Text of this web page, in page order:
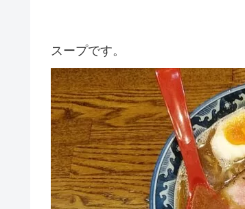
スープです。